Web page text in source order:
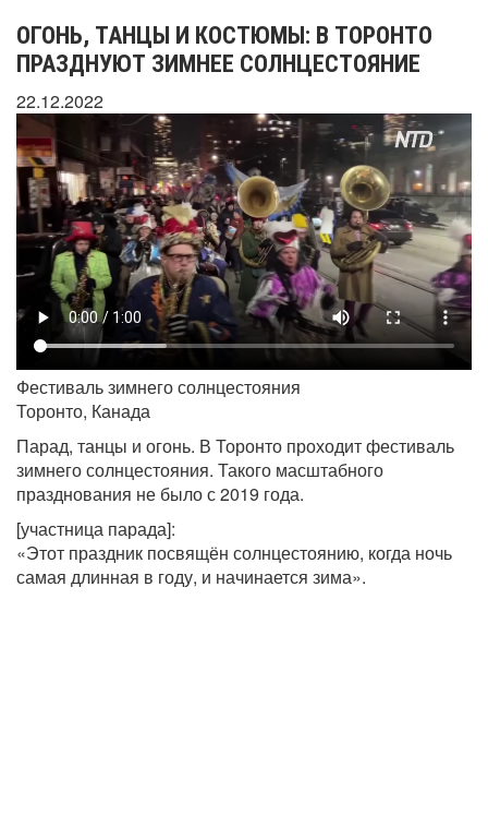
ОГОНЬ, ТАНЦЫ И КОСТЮМЫ: В ТОРОНТО
ПРАЗДНУЮТ ЗИМНЕЕ СОЛНЦЕСТОЯНИЕ
22.12.2022
Фестиваль зимнего солнцестояния
Торонто, Канада
Парад, танцы и огонь. В Торонто проходит фестиваль
зимнего солнцестояния. Такого масштабного
празднования не было с 2019 года.
[участница парада]:
«Этот праздник посвящён солнцестоянию, когда ночь
самая длинная в году, и начинается зима».